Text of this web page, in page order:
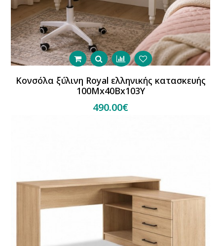
Κονσόλα ξύλινη Royal ελληνικής κατασκευής
100Mx40Bx103Y
490.00€